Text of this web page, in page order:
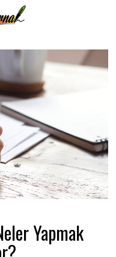
Yapmak